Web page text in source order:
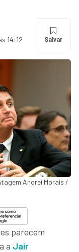
14:12 Salvar
Andrei Morais /
parecem
a Jair